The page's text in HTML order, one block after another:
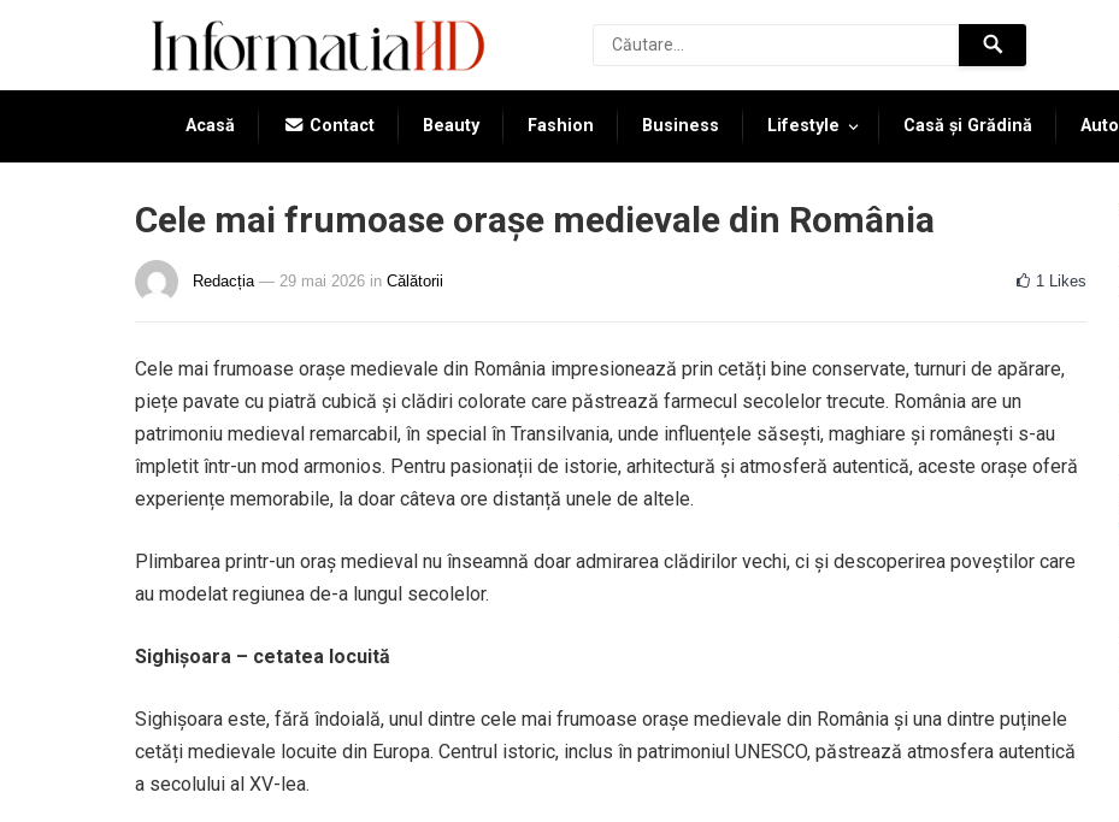
Acasă Contact Beauty Fashion Business Lifestyle Casă și Grădină Auto
Cele mai frumoase orașe medievale din România
Redacția — 29 mai 2026 in Călătorii 1 Likes
Cele mai frumoase orașe medievale din România impresionează prin cetăți bine conservate, turnuri de apărare,
piețe pavate cu piatră cubică și clădiri colorate care păstrează farmecul secolelor trecute. România are un
patrimoniu medieval remarcabil, în special în Transilvania, unde influențele săsești, maghiare și românești s-au
împletit într-un mod armonios. Pentru pasionații de istorie, arhitectură și atmosferă autentică, aceste orașe oferă
experiențe memorabile, la doar câteva ore distanță unele de altele.
Plimbarea printr-un oraș medieval nu înseamnă doar admirarea clădirilor vechi, ci și descoperirea poveștilor care
au modelat regiunea de-a lungul secolelor.
Sighișoara – cetatea locuită
Sighișoara este, fără îndoială, unul dintre cele mai frumoase orașe medievale din România și una dintre puținele
cetăți medievale locuite din Europa. Centrul istoric, inclus în patrimoniul UNESCO, păstrează atmosfera autentică
a secolului al XV-lea.